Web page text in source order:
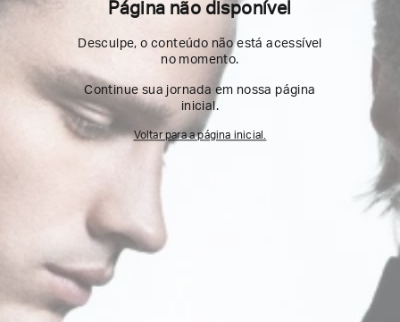
Página não disponível
Desculpe, o conteúdo não está acessível
no momento.
Continue sua jornada em nossa página
inicial.
Voltar para a página inicial.